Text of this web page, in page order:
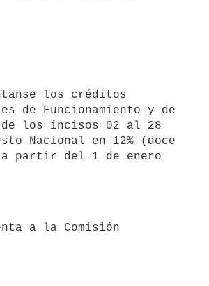
de Funcionamiento y de
de los incisos 02 al 28
Nacional en 12% (doce
partir del 1 de enero